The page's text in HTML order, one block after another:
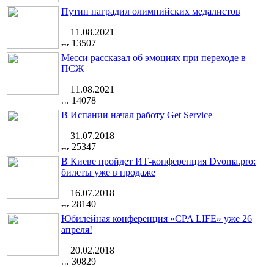
Путин наградил олимпийских медалистов
11.08.2021
13507
Месси рассказал об эмоциях при переходе в
ПСЖ
11.08.2021
14078
В Испании начал работу Get Service
31.07.2018
25347
В Киеве пройдет ИТ-конференция Dvoma.pro:
билеты уже в продаже
16.07.2018
28140
Юбилейная конференция «CPA LIFE» уже 26
апреля!
20.02.2018
30829